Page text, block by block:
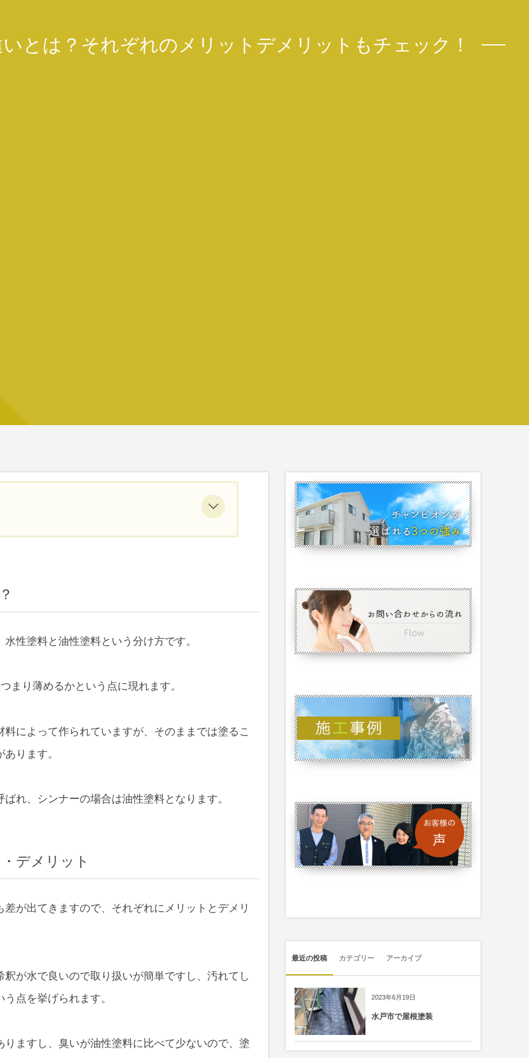
とは？それぞれのメリットデメリットもチェック！
とは？
の違いがある
性塗料と油性塗料という分け方です。
まり薄めるかという点に現れます。
によって作られていますが、そのままでは塗るこ
ります。
れ、シンナーの場合は油性塗料となります。
デメリット
が出てきますので、それぞれにメリットとデメリ
が水で良いので取り扱いが簡単ですし、汚れてし
点を挙げられます。
ますし、臭いが油性塗料に比べて少ないので、塗
最近の投稿 カテゴリー アーカイブ
2023年6月19日
水戸市で屋根塗装